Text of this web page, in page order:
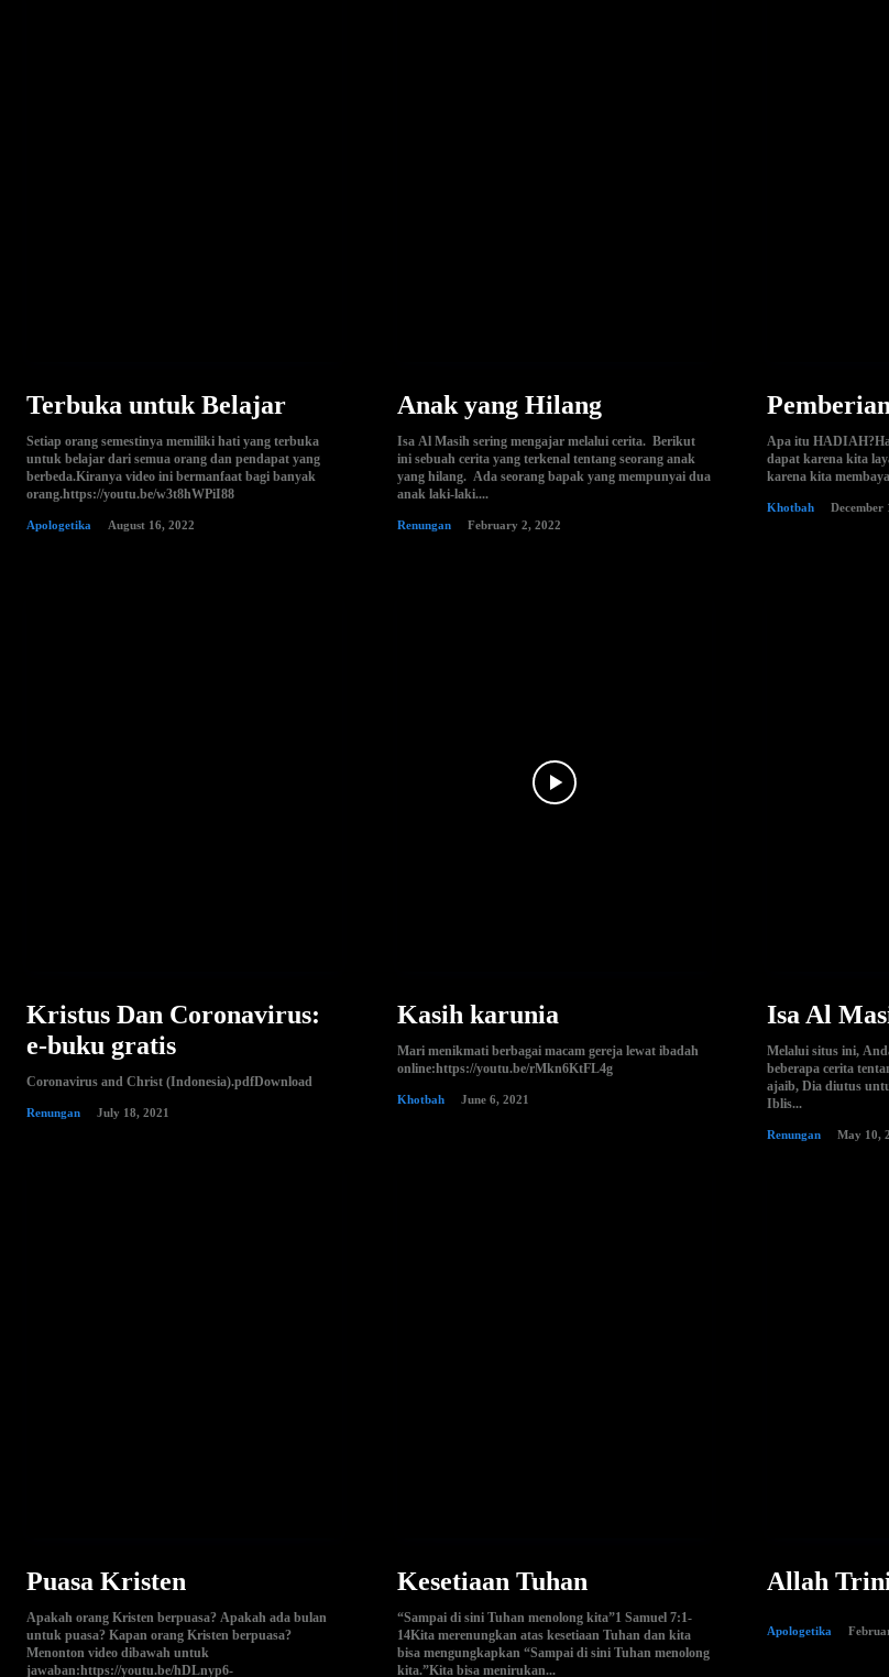
Terbuka untuk Belajar
Setiap orang semestinya memiliki hati yang terbuka
untuk belajar dari semua orang dan pendapat yang
berbeda.Kiranya video ini bermanfaat bagi banyak
orang.https://youtu.be/w3t8hWPiI88
Apologetika August 16, 2022
Anak yang Hilang
Isa Al Masih sering mengajar melalui cerita. Berikut
ini sebuah cerita yang terkenal tentang seorang anak
yang hilang. Ada seorang bapak yang mempunyai dua
anak laki-laki....
Renungan February 2, 2022
Apa itu
dapat karena kita
karena kita
Khotbah December
Kristus Dan Coronavirus:
e-buku gratis
Coronavirus and Christ (Indonesia).pdfDownload
Renungan July 18, 2021
Kasih karunia
Mari menikmati berbagai macam gereja lewat ibadah
online:https://youtu.be/rMkn6KtFL4g
Khotbah June 6, 2021
Isa Al
Melalui situs ini,
beberapa cerita tentang Isa
ajaib, Dia diutus
Iblis...
Renungan May 10,
Puasa Kristen
Apakah orang Kristen berpuasa? Apakah ada bulan
untuk puasa? Kapan orang Kristen berpuasa?
Menonton video dibawah untuk
jawaban:https://youtu.be/hDLnyp6-
Kesetiaan Tuhan
“Sampai di sini Tuhan menolong kita”1 Samuel 7:1-
14Kita merenungkan atas kesetiaan Tuhan dan kita
bisa mengungkapkan “Sampai di sini Tuhan menolong
kita.”Kita bisa menirukan...
Allah
Apologetika